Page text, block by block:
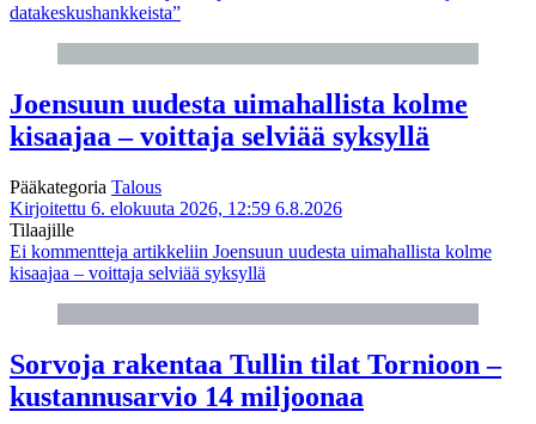
datakeskushankkeista”
Joensuun uudesta uimahallista kolme
kisaajaa – voittaja selviää syksyllä
Pääkategoria Talous
Kirjoitettu 6. elokuuta 2026, 12:59 6.8.2026
Tilaajille
Ei kommentteja artikkeliin Joensuun uudesta uimahallista kolme
kisaajaa – voittaja selviää syksyllä
Sorvoja rakentaa Tullin tilat Tornioon –
kustannusarvio 14 miljoonaa